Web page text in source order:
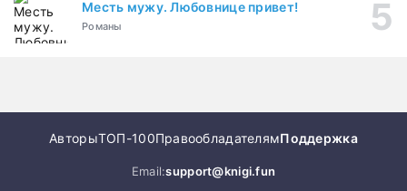
Месть мужу. Любовнице привет!
Романы
АвторыТОП-100ПравообладателямПоддержка
Email:support@knigi.fun